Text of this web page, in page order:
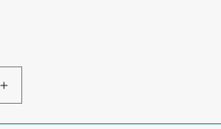
Aantal
verhogen
voor